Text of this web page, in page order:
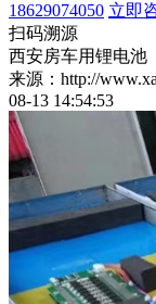
18629074050 立即
扫码溯源
西安房车用锂电池
来源：http://
08-13 14:54:53